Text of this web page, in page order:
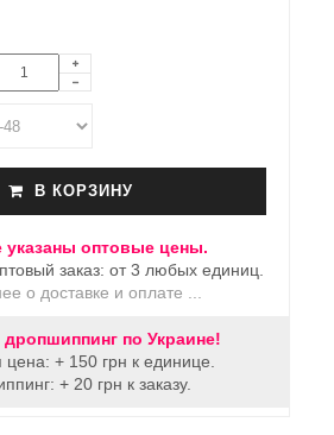
В КОРЗИНУ
указаны оптовые цены.
заказ: от 3 любых единиц.
о доставке и оплате ...
дропшиппинг по Украине!
цена: + 150 грн к единице.
+ 20 грн к заказу.